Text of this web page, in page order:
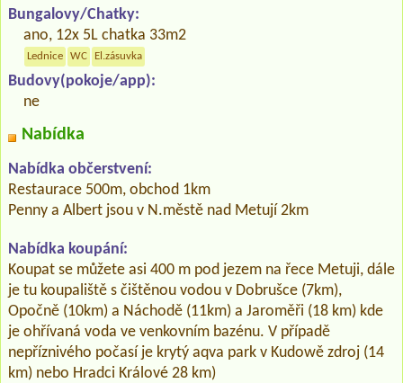
Bungalovy/Chatky:
ano, 12x 5L chatka 33m2
Lednice WC El.zásuvka
Budovy(pokoje/app):
ne
Nabídka
Nabídka občerstvení:
Restaurace 500m, obchod 1km
Penny a Albert jsou v N.městě nad Metují 2km
Nabídka koupání:
Koupat se můžete asi 400 m pod jezem na řece Metuji, dále
je tu koupaliště s čištěnou vodou v Dobrušce (7km),
Opočně (10km) a Náchodě (11km) a Jaroměři (18 km) kde
je ohřívaná voda ve venkovním bazénu. V případě
nepříznivého počasí je krytý aqva park v Kudowě zdroj (14
km) nebo Hradci Králové 28 km)